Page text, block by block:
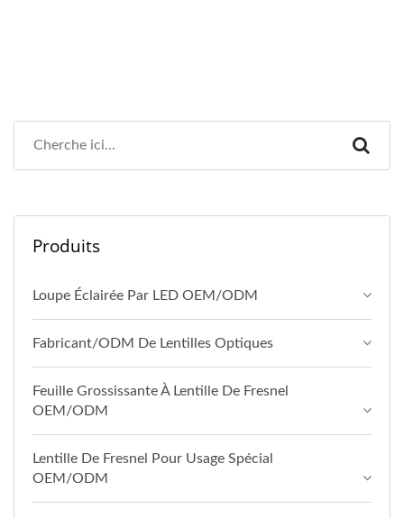
Produits
Loupe Éclairée Par LED OEM/ODM
Fabricant/ODM De Lentilles Optiques
Feuille Grossissante À Lentille De Fresnel
OEM/ODM
Lentille De Fresnel Pour Usage Spécial
OEM/ODM